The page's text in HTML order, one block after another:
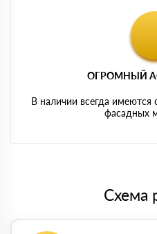
ОГРОМНЫЙ
В наличии всегда
фасадных
Схема